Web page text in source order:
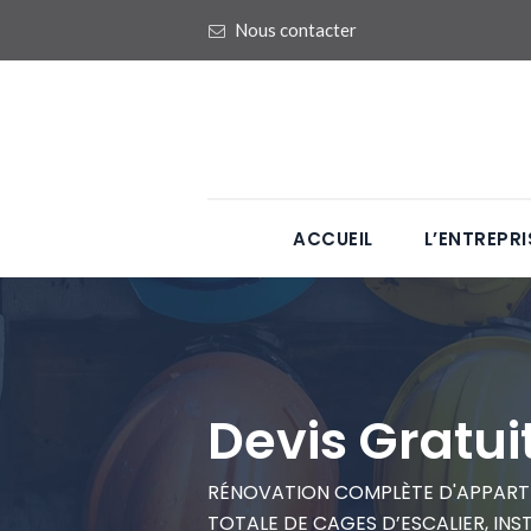
Nous contacter
ACCUEIL
Devis
RÉNOVATION COMPLÈTE
TOTALE DE CAGES D’ESCALIER,